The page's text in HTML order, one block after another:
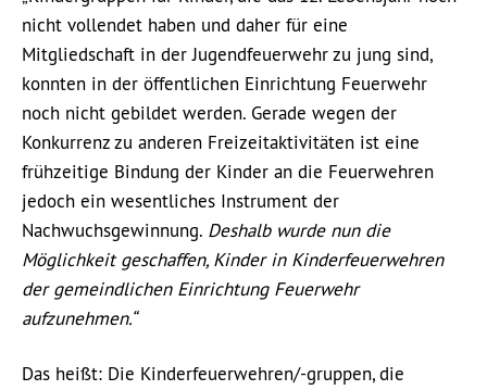
nicht vollendet haben und daher für eine
Mitgliedschaft in der Jugendfeuerwehr zu jung sind,
konnten in der öffentlichen Einrichtung Feuerwehr
noch nicht gebildet werden. Gerade wegen der
Konkurrenz zu anderen Freizeitaktivitäten ist eine
frühzeitige Bindung der Kinder an die Feuerwehren
jedoch ein wesentliches Instrument der
Nachwuchsgewinnung. Deshalb wurde nun die
Möglichkeit geschaffen, Kinder in Kinderfeuerwehren
der gemeindlichen Einrichtung Feuerwehr
aufzunehmen.“
Das heißt: Die Kinderfeuerwehren/-gruppen, die